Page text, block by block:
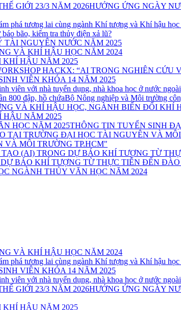
HƯỞNG ỨNG NGÀY
phá tương lai cùng ngành Khí tượng và Khí hậu
bão, kiểm tra thủy điện xả lũ?
NGUYÊN NƯỚC NĂM 2025
VÀ KHÍ HẬU HỌC NĂM 2024
HẬU NĂM 2025
HACKX: “AI TRONG NGHIÊN CỨU
VIÊN KHÓA 14 NĂM 2025
viên với nhà tuyển dụng, nhà khoa học ở nước ngoài
Bộ Nông nghiệp và Môi trường
NĂM 2025
THÔNG TIN TUYỂN SINH
MÔI TRƯỜNG TP.HCM"
BÁO KHÍ TƯỢNG TỪ THỰC TIỄN ĐẾN
NGÀNH THỦY VĂN HỌC NĂM 2024
VÀ KHÍ HẬU HỌC NĂM 2024
phá tương lai cùng ngành Khí tượng và Khí hậu
VIÊN KHÓA 14 NĂM 2025
viên với nhà tuyển dụng, nhà khoa học ở nước ngoài
HƯỞNG ỨNG NGÀY
HẬU NĂM 2025